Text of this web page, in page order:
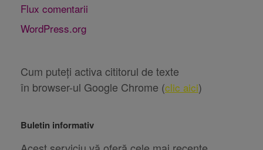
Flux comentarii
WordPress.org
Cum puteți activa cititorul de texte
în browser-ul Google Chrome (clic aici)
Buletin informativ